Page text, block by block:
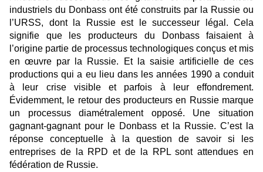
industriels du Donbass ont été construits par la Russie ou
l’URSS, dont la Russie est le successeur légal. Cela
signifie que les producteurs du Donbass faisaient à
l’origine partie de processus technologiques conçus et mis
en œuvre par la Russie. Et la saisie artificielle de ces
productions qui a eu lieu dans les années 1990 a conduit
à leur crise visible et parfois à leur effondrement.
Évidemment, le retour des producteurs en Russie marque
un processus diamétralement opposé. Une situation
gagnant-gagnant pour le Donbass et la Russie. C’est la
réponse conceptuelle à la question de savoir si les
entreprises de la RPD et de la RPL sont attendues en
fédération de Russie.